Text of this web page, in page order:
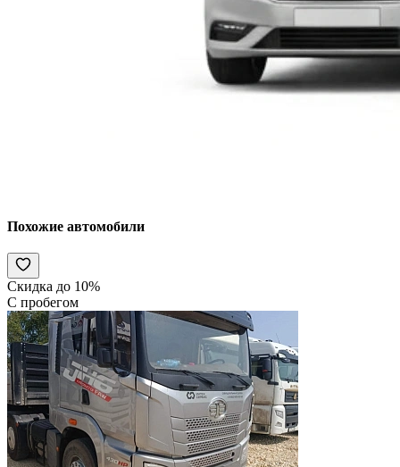
Похожие автомобили
Скидка до 10%
С пробегом